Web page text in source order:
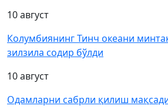
10 август
Колумбиянинг Тинч океани
зилзила содир бўлди
10 август
Одамларни сабрли қилиш